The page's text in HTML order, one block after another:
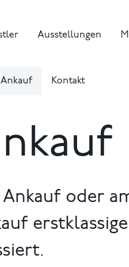
Ausstellungen
Ankauf Kontakt
oder